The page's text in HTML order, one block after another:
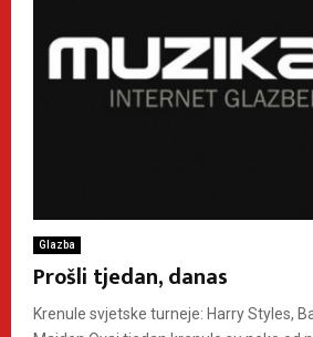
Glazba
Prošli tjedan, danas
Krenule svjetske turneje: Harry Styles,